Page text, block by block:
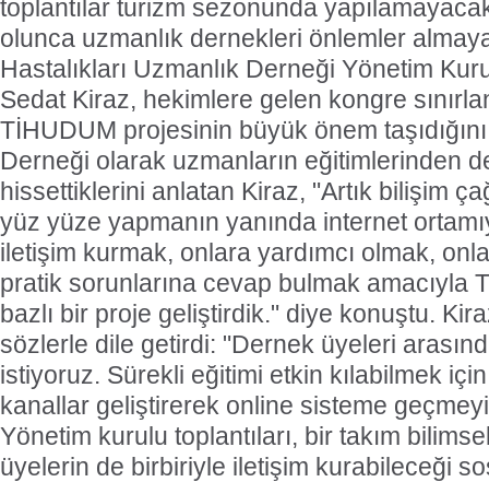
toplantılar turizm sezonunda
olunca uzmanlık dernekleri önlemler
Hastalıkları Uzmanlık Derneği Yönetim
Sedat Kiraz, hekimlere gelen kongre
TİHUDUM projesinin büyük önem
Derneği olarak uzmanların eğitimlerinden
hissettiklerini anlatan Kiraz, "Artık bilişim
yüz yüze yapmanın yanında internet
iletişim kurmak, onlara yardımcı olmak,
pratik sorunlarına cevap bulmak amacıyla
bazlı bir proje geliştirdik." diye konuştu.
sözlerle dile getirdi: "Dernek üyeleri
istiyoruz. Sürekli eğitimi etkin kılabilmek
kanallar geliştirerek online sisteme
Yönetim kurulu toplantıları, bir takım
üyelerin de birbiriyle iletişim kurabileceği